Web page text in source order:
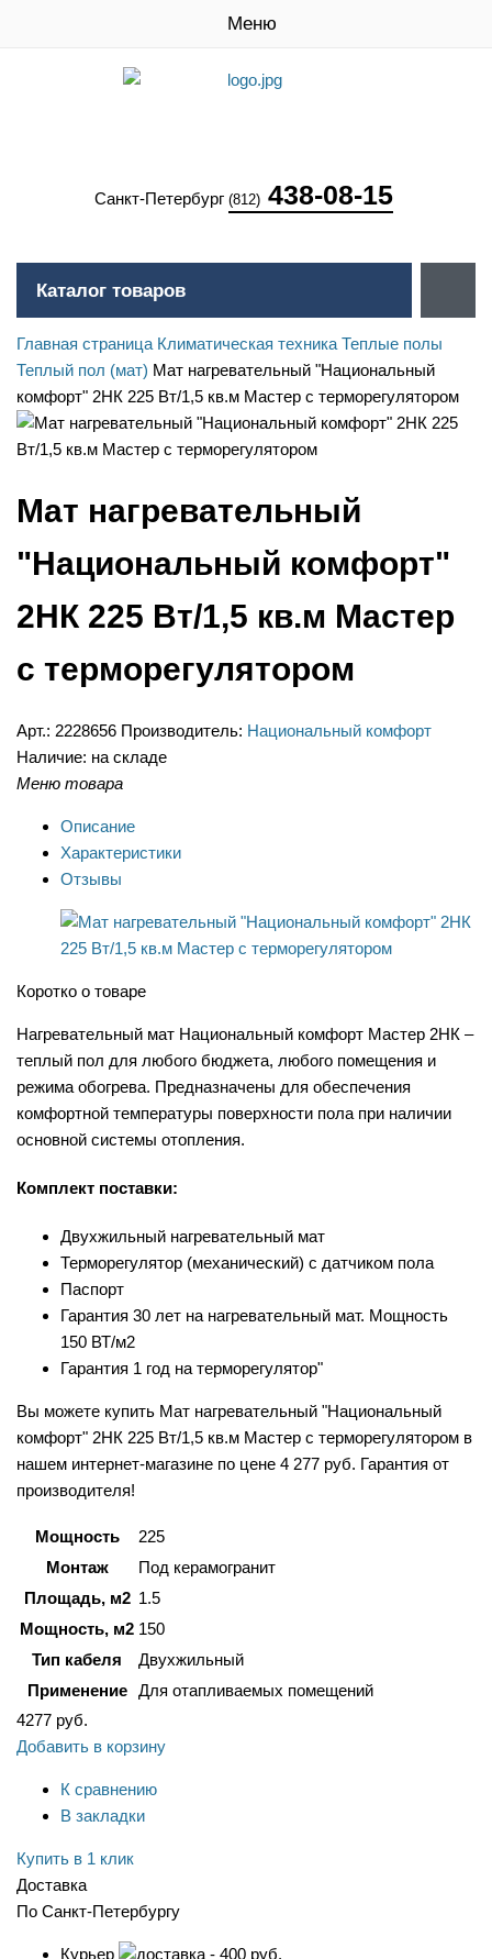
Меню
Санкт-Петербург (812) 438-08-15
Каталог товаров
Главная страница Климатическая техника Теплые полы
Теплый пол (мат) Мат нагревательный "Национальный
комфорт" 2НК 225 Вт/1,5 кв.м Мастер с терморегулятором
Мат нагревательный
"Национальный комфорт"
2НК 225 Вт/1,5 кв.м Мастер
с терморегулятором
Арт.: 2228656 Производитель: Национальный комфорт
Наличие: на складе
Меню товара
Описание
Характеристики
Отзывы
Коротко о товаре
Нагревательный мат Национальный комфорт Мастер 2НК –
теплый пол для любого бюджета, любого помещения и
режима обогрева. Предназначены для обеспечения
комфортной температуры поверхности пола при наличии
основной системы отопления.
Комплект поставки:
Двухжильный нагревательный мат
Терморегулятор (механический) с датчиком пола
Паспорт
Гарантия 30 лет на нагревательный мат. Мощность
150 ВТ/м2
Гарантия 1 год на терморегулятор"
Вы можете купить Мат нагревательный "Национальный
комфорт" 2НК 225 Вт/1,5 кв.м Мастер с терморегулятором в
нашем интернет-магазине по цене 4 277 руб. Гарантия от
производителя!
Мощность
225
Монтаж
Под керамогранит
Площадь, м2 1.5
Мощность, м2 150
Тип кабеля
Двухжильный
Применение
Для отапливаемых помещений
4277 руб.
Добавить в корзину
К сравнению
В закладки
Купить в 1 клик
Доставка
По Санкт-Петербургу
Курьер
- 400 руб.